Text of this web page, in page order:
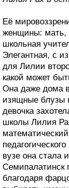
Её
женщины: мать,
школьная
Элегантная, с
для Лилии
какой может
Она даже дома
изящные блузы
девочка
школы Лилия
вузе она стала
Семипалатинск
благодаря